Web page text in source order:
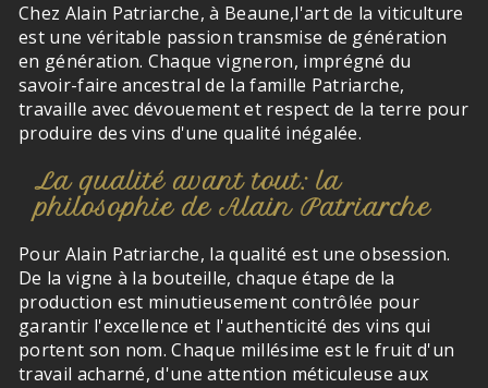
Chez Alain Patriarche, à Beaune,l'art de la viticulture
est une véritable passion transmise de génération
en génération. Chaque vigneron, imprégné du
savoir-faire ancestral de la famille Patriarche,
travaille avec dévouement et respect de la terre pour
produire des vins d'une qualité inégalée.
La qualité avant tout: la
philosophie de Alain Patriarche
Pour Alain Patriarche, la qualité est une obsession.
De la vigne à la bouteille, chaque étape de la
production est minutieusement contrôlée pour
garantir l'excellence et l'authenticité des vins qui
portent son nom. Chaque millésime est le fruit d'un
travail acharné, d'une attention méticuleuse aux